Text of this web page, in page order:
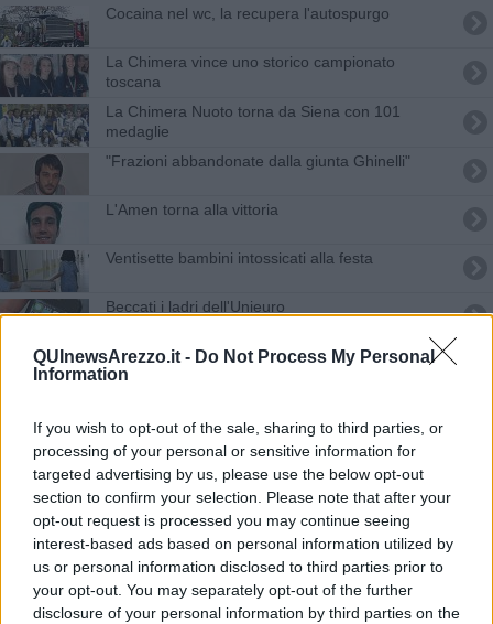
QUInewsArezzo.it - Do Not Process My Personal
Information
If you wish to opt-out of the sale, sharing to third parties, or
processing of your personal or sensitive information for
targeted advertising by us, please use the below opt-out
section to confirm your selection. Please note that after your
opt-out request is processed you may continue seeing
interest-based ads based on personal information utilized by
us or personal information disclosed to third parties prior to
your opt-out. You may separately opt-out of the further
disclosure of your personal information by third parties on the
Cocaina nel wc, la recupera l'autospurgo
La Chimera vince uno storico campionato
toscana
La Chimera Nuoto torna da Siena con 101
medaglie
"Frazioni abbandonate dalla giunta Ghinelli"
L'Amen torna alla vittoria
Ventisette bambini intossicati alla festa
Beccati i ladri dell'Unieuro
Domani inaugura Wine Expogusto
Al Tattoo Show con coltelli e fionda
Ditta-dormitorio, ecco le foto
Le ragioni del sì e del no
CrossFit parte alla volta dei Venice Games